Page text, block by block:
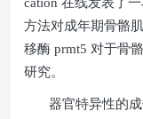
方法对成年期骨骼肌
移酶 prmt5 对于骨
研究。
器官特异性的